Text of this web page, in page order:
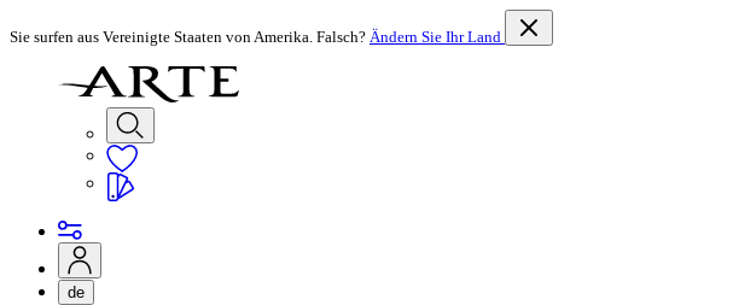
Sie surfen aus Vereinigte Staaten von Amerika. Falsch? Ändern Sie Ihr Land
de